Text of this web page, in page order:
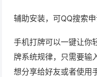
辅助安装，可QQ搜索
手机打牌可以一键让你
牌系统规律，只需要输
想分享给好友或者使用